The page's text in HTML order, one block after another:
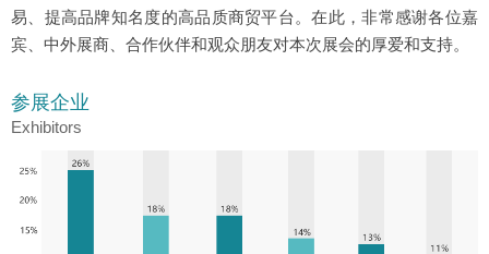
易、提高品牌知名度的高品质商贸平台。在此，非常感谢各位嘉
宾、中外展商、合作伙伴和观众朋友对本次展会的厚爱和支持。
参展企业
Exhibitors